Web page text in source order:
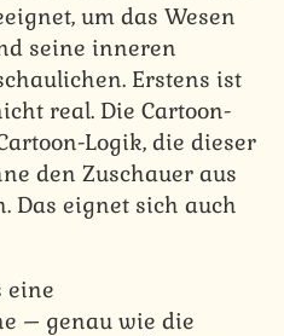
um das Wesen
seine inneren
Erstens ist
real. Die Cartoon-
Logik, die dieser
den Zuschauer aus
Das eignet sich auch
eine
– genau wie die